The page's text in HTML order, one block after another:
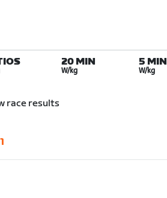
20 MIN
W/kg
5 MIN
W/kg
race results
1